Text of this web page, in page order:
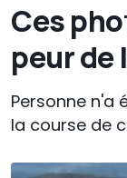
Ces
peur de
Personne n'a
la course de